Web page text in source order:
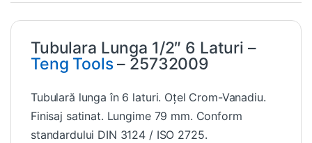
Tubulara Lunga 1/2″ 6 Laturi –
Teng Tools– 25732009
Tubulară lunga în 6 laturi. Oțel Crom-Vanadiu.
Finisaj satinat. Lungime 79 mm. Conform
standardului DIN 3124 / ISO 2725.